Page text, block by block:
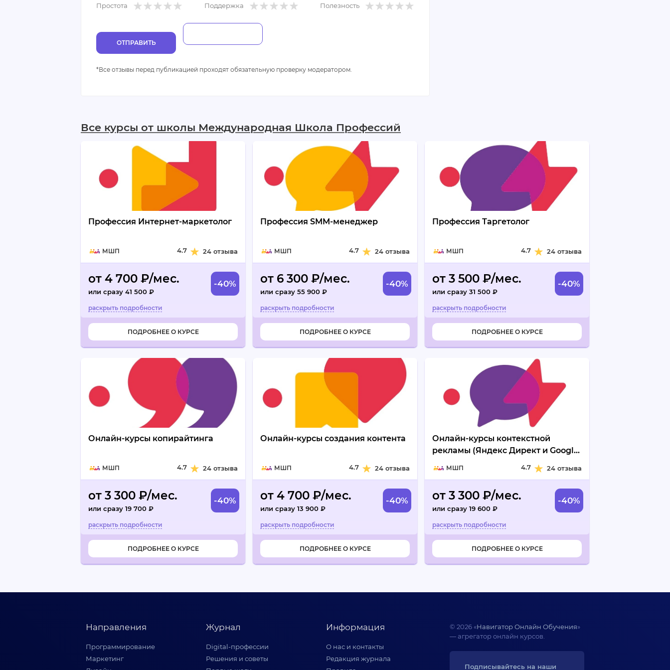
Простота Поддержка Полезность
ОТПРАВИТЬ
*Все отзывы перед публикацией проходят обязательную проверку модератором.
Все курсы от школы Международная Школа Профессий
Профессия Интернет-маркетолог
МШП 4.7 24 отзыва
от 4 700 ₽/мес.
или сразу 41 500 ₽
-40%
ПОДРОБНЕЕ О КУРСЕ
Профессия SMM-менеджер
МШП 4.7 24 отзыва
от 6 300 ₽/мес.
или сразу 55 900 ₽
-40%
ПОДРОБНЕЕ О КУРСЕ
Профессия Таргетолог
МШП 4.7 24 отзыва
от 3 500 ₽/мес.
или сразу 31 500 ₽
-40%
ПОДРОБНЕЕ О КУРСЕ
Онлайн-курсы копирайтинга
МШП 4.7 24 отзыва
от 3 300 ₽/мес.
или сразу 19 700 ₽
-40%
ПОДРОБНЕЕ О КУРСЕ
Онлайн-курсы создания контента
МШП 4.7 24 отзыва
от 4 700 ₽/мес.
или сразу 13 900 ₽
-40%
ПОДРОБНЕЕ О КУРСЕ
Онлайн-курсы контекстной
рекламы (Яндекс Директ и Google
МШП 4.7 24 отзыва
от 3 300 ₽/мес.
или сразу 19 600 ₽
-40%
ПОДРОБНЕЕ О КУРСЕ
Направления
Программирование
Маркетинг
Журнал
Digital-профессии
Решения и советы
Информация
О нас и контакты
Редакция журнала
© 2026 «Навигатор Онлайн Обучения»
— агрегатор онлайн курсов.
Подписывайтесь на наши